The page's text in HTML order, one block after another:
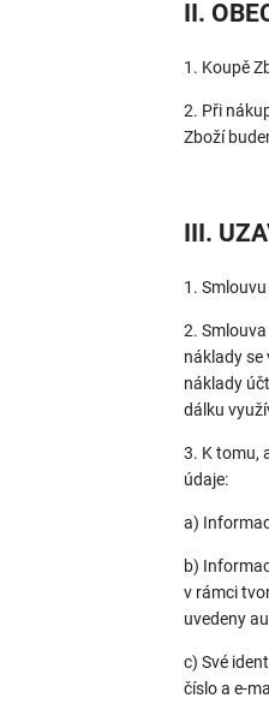
II.
1. Koupě
2. Při
Zboží
III.
1.
2.
náklady se
náklady
dálku
3. K tomu,
údaje:
a)
b)
v rámci
uvedeny
c) Své
číslo a e-